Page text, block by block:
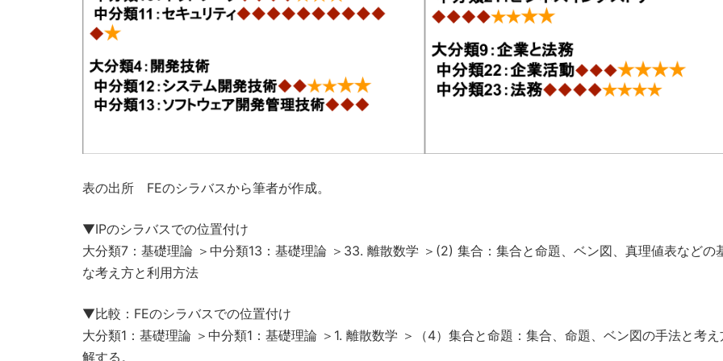
表の出所 FEのシラバスから筆者が作成。
▼IPのシラバスでの位置付け
大分類7：基礎理論 ＞中分類13：基礎理論 ＞33. 離散数学 ＞(2) 集合：集合と命題、ベン図、真理値表などの
な考え方と利用方法
▼比較：FEのシラバスでの位置付け
大分類1：基礎理論 ＞中分類1：基礎理論 ＞1. 離散数学 ＞（4）集合と命題：集合、命題、ベン図の手法と考え
解する。